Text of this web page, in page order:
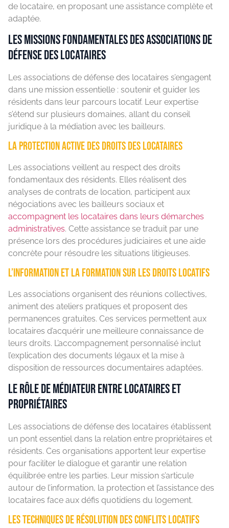
de locataire, en proposant une assistance complète et
adaptée.
Les missions fondamentales des associations de
défense des locataires
Les associations de défense des locataires s’engagent
dans une mission essentielle : soutenir et guider les
résidents dans leur parcours locatif. Leur expertise
s’étend sur plusieurs domaines, allant du conseil
juridique à la médiation avec les bailleurs.
La protection active des droits des locataires
Les associations veillent au respect des droits
fondamentaux des résidents. Elles réalisent des
analyses de contrats de location, participent aux
négociations avec les bailleurs sociaux et
accompagnent les locataires dans leurs démarches
administratives. Cette assistance se traduit par une
présence lors des procédures judiciaires et une aide
concrète pour résoudre les situations litigieuses.
L’information et la formation sur les droits locatifs
Les associations organisent des réunions collectives,
animent des ateliers pratiques et proposent des
permanences gratuites. Ces services permettent aux
locataires d’acquérir une meilleure connaissance de
leurs droits. L’accompagnement personnalisé inclut
l’explication des documents légaux et la mise à
disposition de ressources documentaires adaptées.
Le rôle de médiateur entre locataires et
propriétaires
Les associations de défense des locataires établissent
un pont essentiel dans la relation entre propriétaires et
résidents. Ces organisations apportent leur expertise
pour faciliter le dialogue et garantir une relation
équilibrée entre les parties. Leur mission s’articule
autour de l’information, la protection et l’assistance des
locataires face aux défis quotidiens du logement.
Les techniques de résolution des conflits locatifs